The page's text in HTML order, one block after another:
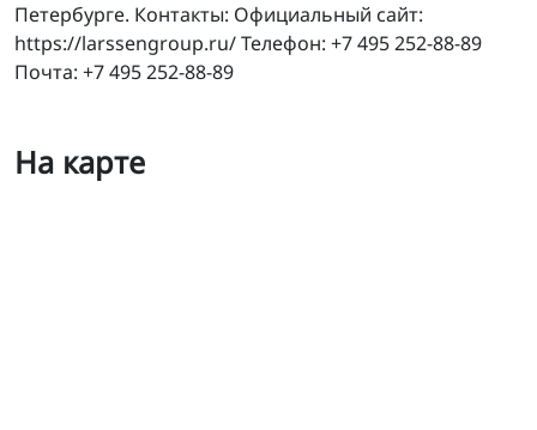
Петербурге. Контакты: Официальный сайт:
https://larssengroup.ru/ Телефон: +7 495 252-88-89
Почта: +7 495 252-88-89
На карте